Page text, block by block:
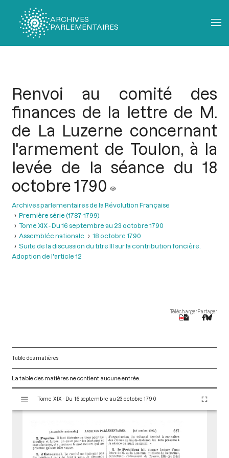
ARCHIVES
PARLEMENTAIRES
Renvoi au comité des
finances de la lettre de M.
de La Luzerne concernant
l'armement de Toulon, à la
levée de la séance du 18
octobre 1790
Archives parlementaires de la Révolution Française
Première série (1787-1799)
Tome XIX - Du 16 septembre au 23 octobre 1790
Assemblée nationale
18 octobre 1790
Suite de la discussion du titre III sur la contribution foncière.
Adoption de l'article 12
TéléchargerPartager
Table des matières
La table des matières ne contient aucune entrée.
s
Tome XIX - Du 16 septembre au 23 octobre 1790